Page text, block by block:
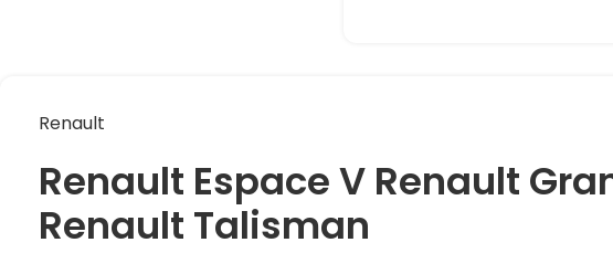
Renault
Renault Espace V Renault
Renault Talisman